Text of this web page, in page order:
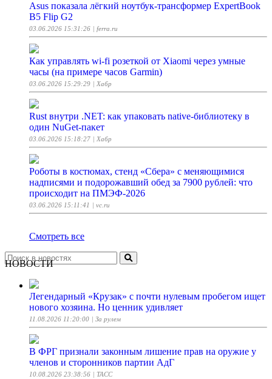
Asus показала лёгкий ноутбук-трансформер ExpertBook
B5 Flip G2
03.06.2026 15:31:26 | ferra.ru
Как управлять wi-fi розеткой от Xiaomi через умные
часы (на примере часов Garmin)
03.06.2026 15:29:29 | Хабр
Rust внутри .NET: как упаковать native-библиотеку в
один NuGet-пакет
03.06.2026 15:18:27 | Хабр
Роботы в костюмах, стенд «Сбера» с меняющимися
надписями и подорожавший обед за 7900 рублей: что
происходит на ПМЭФ-2026
03.06.2026 15:11:41 | vc.ru
Смотреть все
НОВОСТИ
Легендарный «Крузак» с почти нулевым пробегом ищет
нового хозяина. Но ценник удивляет
11.08.2026 11:20:00 | За рулем
В ФРГ признали законным лишение прав на оружие у
членов и сторонников партии АдГ
10.08.2026 23:38:56 | ТАСС